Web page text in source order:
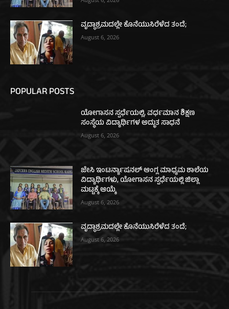
ವೃದ್ಧಾಶ್ರಮದಲ್ಲೇ ಕೊನೆಯುಸಿರೆಳೆದ ತಂದೆ;
August 6, 2026
POPULAR POSTS
ಯೋಗಾಸನ ಸ್ಪರ್ಧೆಯಲ್ಲಿ, ವರ್ಧಮಾನ ಶಿಕ್ಷಣ
ಸಂಸ್ಥೆಯ ವಿದ್ಯಾರ್ಥಿಗಳ ಅದ್ಭುತ ಸಾಧನೆ
August 6, 2026
ಜೇಸಿ ಇಂಟರ್ನ್ಯಾಷನಲ್ ಆಂಗ್ಲ ಮಾಧ್ಯಮ ಶಾಲೆಯ
ವಿದ್ಯಾರ್ಥಿಗಳು, ಯೋಗಾಸನ ಸ್ಪರ್ಧೆಯಲ್ಲಿ ಜಿಲ್ಲಾ
ಮಟ್ಟಕ್ಕೆ ಆಯ್ಕೆ
August 6, 2026
ವೃದ್ಧಾಶ್ರಮದಲ್ಲೇ ಕೊನೆಯುಸಿರೆಳೆದ ತಂದೆ;
August 6, 2026